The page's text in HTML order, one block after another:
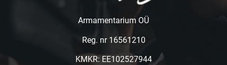
Armamentarium OÜ
Reg. nr 16561210
KMKR: EE102527944